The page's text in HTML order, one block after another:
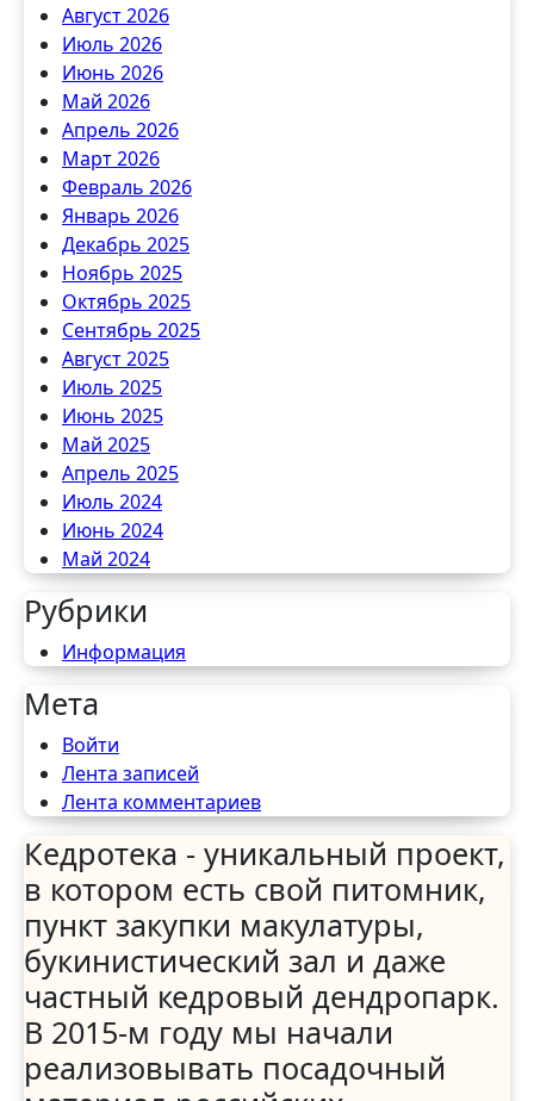
Август 2026
Июль 2026
Июнь 2026
Май 2026
Апрель 2026
Март 2026
Февраль 2026
Январь 2026
Декабрь 2025
Ноябрь 2025
Октябрь 2025
Сентябрь 2025
Август 2025
Июль 2025
Июнь 2025
Май 2025
Апрель 2025
Июль 2024
Июнь 2024
Май 2024
Рубрики
Информация
Мета
Войти
Лента записей
Лента комментариев
Кедротека - уникальный проект,
в котором есть свой питомник,
пункт закупки макулатуры,
букинистический зал и даже
частный кедровый дендропарк.
В 2015-м году мы начали
реализовывать посадочный